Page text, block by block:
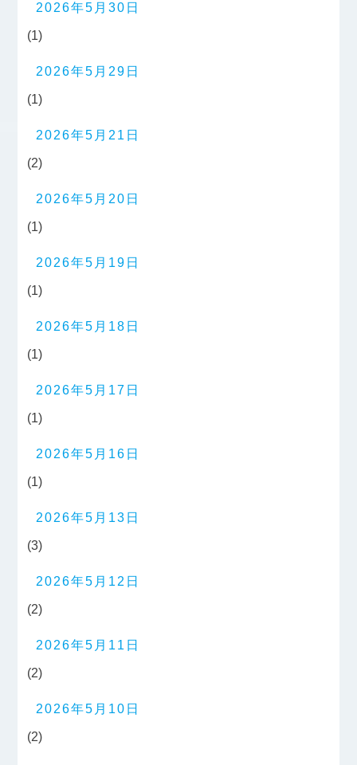
2026年5月30日
(1)
2026年5月29日
(1)
2026年5月21日
(2)
2026年5月20日
(1)
2026年5月19日
(1)
2026年5月18日
(1)
2026年5月17日
(1)
2026年5月16日
(1)
2026年5月13日
(3)
2026年5月12日
(2)
2026年5月11日
(2)
2026年5月10日
(2)